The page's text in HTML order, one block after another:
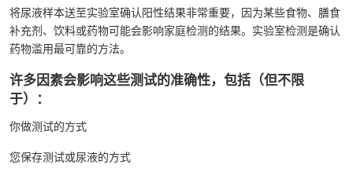
将尿液样本送至实验室确认阳性结果非常重要，因为某些食物、膳食
补充剂、饮料或药物可能会影响家庭检测的结果。实验室检测是确认
药物滥用最可靠的方法。
许多因素会影响这些测试的准确性，包括（但不限
于）：
你做测试的方式
您保存测试或尿液的方式